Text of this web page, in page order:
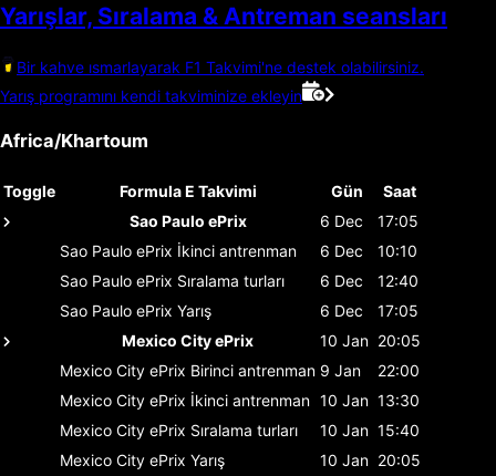
Yarışlar, Sıralama & Antreman seansları
Bir kahve ısmarlayarak F1 Takvimi'ne destek olabilirsiniz.
Yarış programını kendi takviminize ekleyin
Africa/Khartoum
Toggle Formula E Takvimi Gün
Saat
Sao Paulo ePrix
6 Dec
17:05
Sao Paulo ePrix İkinci antrenman 6 Dec
10:10
Sao Paulo ePrix Sıralama turları 6 Dec
12:40
Sao Paulo ePrix Yarış 6 Dec
17:05
Mexico City ePrix
10 Jan 20:05
Mexico City ePrix Birinci antrenman 9 Jan
22:00
Mexico City ePrix İkinci antrenman 10 Jan 13:30
Mexico City ePrix Sıralama turları 10 Jan 15:40
Mexico City ePrix Yarış 10 Jan 20:05